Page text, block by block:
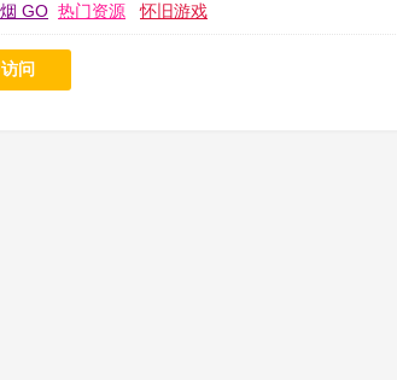
GO 热门资源 怀旧游戏
问